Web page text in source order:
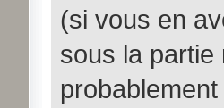
(si vous en
sous la partie